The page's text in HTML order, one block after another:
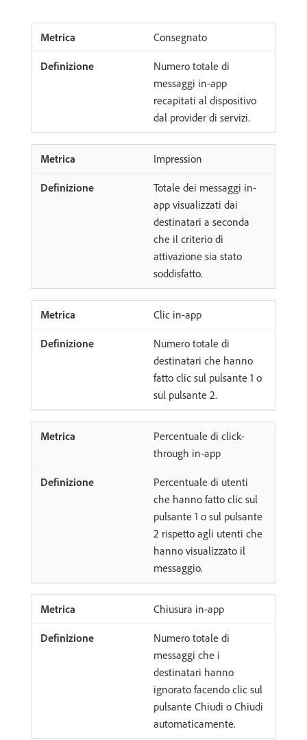
Consegnato
Numero totale di
messaggi in-app
recapitati al dispositivo
dal provider di servizi.
Impression
Totale dei messaggi in-
app visualizzati dai
destinatari a seconda
che il criterio di
attivazione sia stato
soddisfatto.
Clic in-app
Numero totale di
destinatari che hanno
fatto clic sul pulsante 1 o
sul pulsante 2.
Percentuale di click-
through in-app
Percentuale di utenti
che hanno fatto clic sul
pulsante 1 o sul pulsante
2 rispetto agli utenti che
hanno visualizzato il
messaggio.
Chiusura in-app
Numero totale di
messaggi che i
destinatari hanno
ignorato facendo clic sul
pulsante Chiudi o Chiudi
automaticamente.